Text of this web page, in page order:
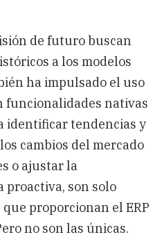
de futuro buscan
a los modelos
ha impulsado el uso
funcionalidades nativas
identificar tendencias y
cambios del mercado
o ajustar la
proactiva, son solo
proporcionan el ERP
no son las únicas.